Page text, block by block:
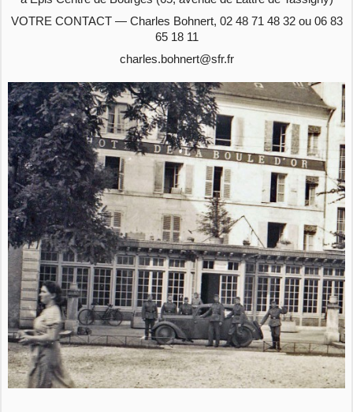
VOTRE CONTACT — Charles Bohnert, 02 48 71 48 32 ou 06 83
65 18 11
charles.bohnert@sfr.fr